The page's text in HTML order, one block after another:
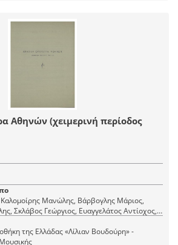
Αθηνών (χειμερινή περίοδος
Μανώλης, Βάρβογλης Μάριος,
Σκλάβος Γεώργιος, Ευαγγελάτος Αντίοχος,
Μίκης, Σισιλιάνος Γιώργος,
της Ελλάδας «Λίλιαν Βουδούρη» -